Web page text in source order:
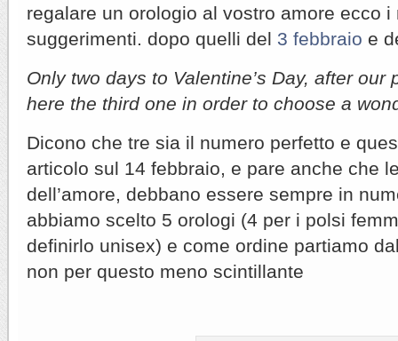
regalare un orologio al vostro amore ecco i
suggerimenti. dopo quelli del 3 febbraio e
Only two days to Valentine’s Day, after our
here the third one in order to choose a
Dicono che tre sia il numero perfetto e
articolo sul 14 febbraio, e pare anche che
dell’amore, debbano essere sempre in
abbiamo scelto 5 orologi (4 per i polsi
definirlo unisex) e come ordine partiamo
non per questo meno scintillante